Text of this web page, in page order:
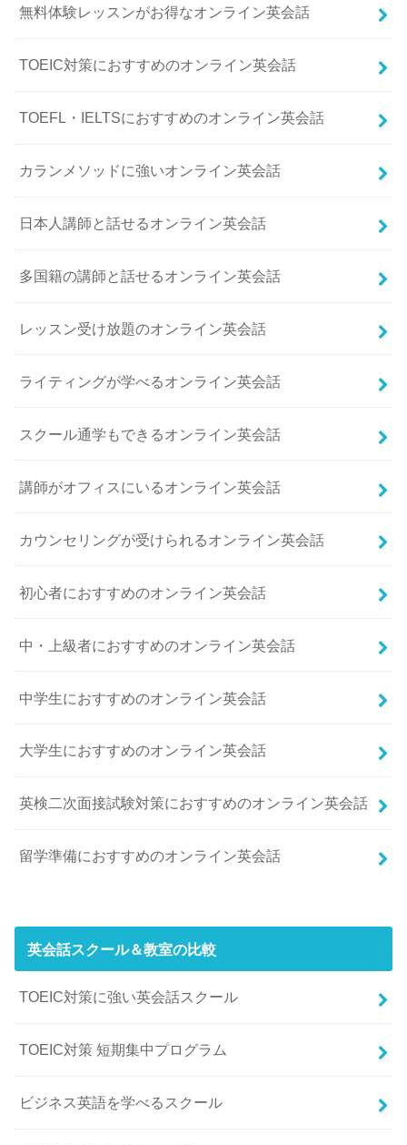
無料体験レッスンがお得なオンライン英会話
TOEIC対策におすすめのオンライン英会話
TOEFL・IELTSにおすすめのオンライン英会話
カランメソッドに強いオンライン英会話
日本人講師と話せるオンライン英会話
多国籍の講師と話せるオンライン英会話
レッスン受け放題のオンライン英会話
ライティングが学べるオンライン英会話
スクール通学もできるオンライン英会話
講師がオフィスにいるオンライン英会話
カウンセリングが受けられるオンライン英会話
初心者におすすめのオンライン英会話
中・上級者におすすめのオンライン英会話
中学生におすすめのオンライン英会話
大学生におすすめのオンライン英会話
英検二次面接試験対策におすすめのオンライン英会話
留学準備におすすめのオンライン英会話
英会話スクール＆教室の比較
TOEIC対策に強い英会話スクール
TOEIC対策 短期集中プログラム
ビジネス英語を学べるスクール